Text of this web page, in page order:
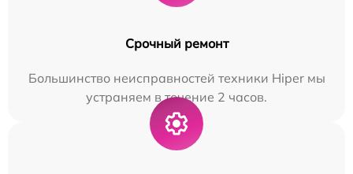
Срочный ремонт
Большинство неисправностей техники Hiper мы
устраняем в течение 2 часов.